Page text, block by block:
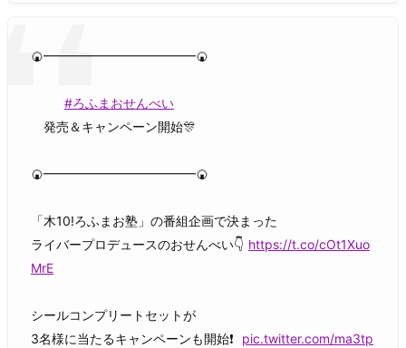
🍘━━━━━━━━━━━━🍘
#ろふまおせんべい
発売＆キャンペーン開始🎊
🍘━━━━━━━━━━━━🍘
「木10!ろふまお塾」の番組企画で決まった
ライバープロデュースのおせんべい👇 https://t.co/cOt1Xuo
MrE
シールコンプリートセットが
3名様に当たるキャンペーンも開始❗
pic.twitter.com/ma3tp